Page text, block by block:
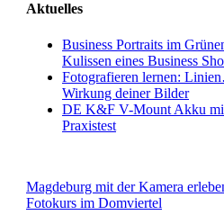
Aktuelles
Business Portraits im
Kulissen eines Business
Fotografieren lernen:
Wirkung deiner Bilder
DE K&F V-Mount Akku
Praxistest
Magdeburg mit der Kamera
Fotokurs im Domviertel